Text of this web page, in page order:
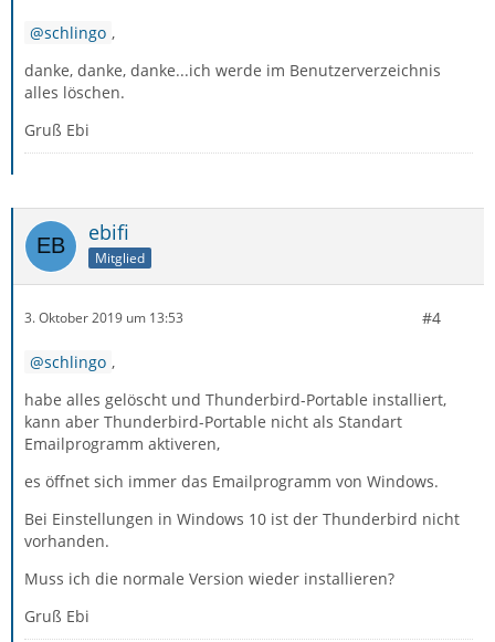
schlingo ,
danke, danke, danke...ich werde im Benutzerverzeichnis
alles löschen.
Gruß Ebi
ebifi
Mitglied
3. Oktober 2019 um 13:53 #4
schlingo ,
habe alles gelöscht und Thunderbird-Portable installiert,
kann aber Thunderbird-Portable nicht als Standart
Emailprogramm aktiveren,
es öffnet sich immer das Emailprogramm von Windows.
Bei Einstellungen in Windows 10 ist der Thunderbird nicht
vorhanden.
Muss ich die normale Version wieder installieren?
Gruß Ebi